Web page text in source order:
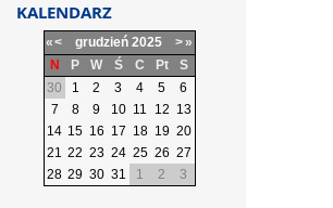
KALENDARZ
«< grudzień 2025 >»
N
P W Ś C Pt
S
30
1 2 3 4 5
6
7
8 9 10 11 12 13
14 15 16 17 18 19 20
21 22 23 24 25 26 27
28 29 30 31 1 2 3